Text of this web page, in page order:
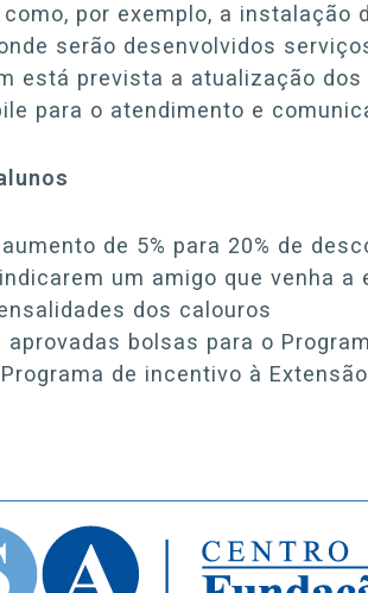
por exemplo, a instalação
serão desenvolvidos
está prevista a atualização
para o atendimento e
de 5% para 20% de
um amigo que venha a
dos calouros
aprovadas bolsas para o
de incentivo à